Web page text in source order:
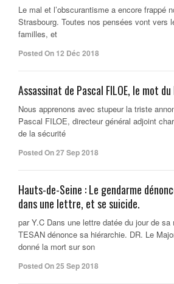
Le mal et l’obscurantisme a encore frappé
Strasbourg. Toutes nos pensées vont vers
familles, et
Posted On 12 Déc 2018
Assassinat de Pascal FILOE, le mot
Nous apprenons avec stupeur la triste
Pascal FILOE, directeur général adjoint
de la sécurité
Posted On 27 Sep 2018
Hauts-de-Seine : Le gendarme
dans une lettre, et se suicide.
par Y.C Dans une lettre datée du jour de
TESAN dénonce sa hiérarchie. DR. Le
donné la mort sur son
Posted On 25 Sep 2018